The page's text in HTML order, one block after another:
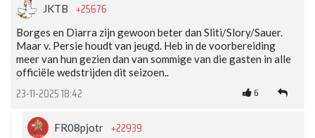
JKTB +25676
Borges en Diarra zijn gewoon beter dan Sliti/Slory/Sauer.
Maar v. Persie houdt van jeugd. Heb in de voorbereiding
meer van hun gezien dan van sommige van die gasten in alle
officiële wedstrijden dit seizoen..
23-11-2025 18:42 6
FR08pjotr +22939